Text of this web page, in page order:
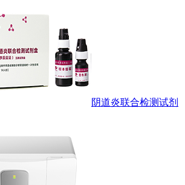
阴道炎联合检测试剂